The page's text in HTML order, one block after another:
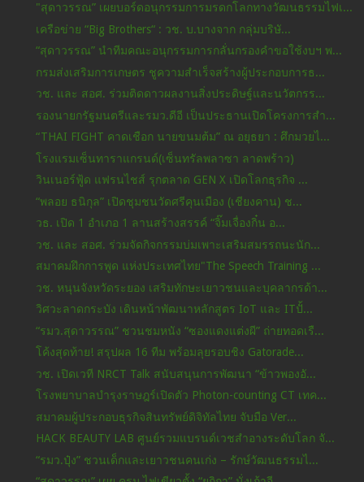
"สุดาวรรณ” เผยบอร์ดอนุกรรมการมรดกโลกทางวัฒนธรรมไฟเ...
เครือข่าย “Big Brothers“ : วช. บ.บางจาก กลุ่มบริษั...
“สุดาวรรณ” นำทีมคณะอนุกรรมการกลั่นกรองคำขอใช้งบฯ พ...
กรมส่งเสริมการเกษตร ชูความสำเร็จสร้างผู้ประกอบการธ...
วช. และ สอศ. ร่วมติดดาวผลงานสิ่งประดิษฐ์และนวัตกรร...
รองนายกรัฐมนตรีและรมว.ดีอี เป็นประธานเปิดโครงการสำ...
“THAI FIGHT คาดเชือก นายขนมต้ม” ณ อยุธยา : ศึกมวยไ...
โรงแรมเซ็นทาราแกรนด์(เซ็นทรัลพลาซา ลาดพร้าว)
วินเนอร์ฟู้ด แฟรนไชส์ รุกตลาด GEN X เปิดโลกธุรกิจ ...
“พลอย ธนิกุล” เปิดชุมชนวัดศรีคุนเมือง (เชียงคาน) ช...
วธ. เปิด 1 อำเภอ 1 ลานสร้างสรรค์ “จิ๊มเจื่องกิ๋น อ...
วช. และ สอศ. ร่วมจัดกิจกรรมบ่มเพาะเสริมสมรรถนะนัก...
สมาคมฝึกการพูด แห่งประเทศไทย"The Speech Training ...
วช. หนุนจังหวัดระยอง เสริมทักษะเยาวชนและบุคลากรด้า...
วิศวะลาดกระบัง เดินหน้าพัฒนาหลักสูตร IoT และ ITปั้...
“รมว.สุดาวรรณ” ชวนชมหนัง “ซองแดงแต่งผี” ถ่ายทอดเรื...
โค้งสุดท้าย! สรุปผล 16 ทีม พร้อมลุยรอบชิง Gatorade...
วช. เปิดเวที NRCT Talk สนับสนุนการพัฒนา “ข้าวพองอั...
โรงพยาบาลบำรุงราษฎร์เปิดตัว Photon-counting CT เทค...
สมาคมผู้ประกอบธุรกิจสินทรัพย์ดิจิทัลไทย จับมือ Ver...
HACK BEAUTY LAB ศูนย์รวมแบรนด์เวชสำอางระดับโลก จั...
“รมว.ปุ๋ง” ชวนเด็กและเยาวชนคนเก่ง – รักษ์วัฒนธรรมไ...